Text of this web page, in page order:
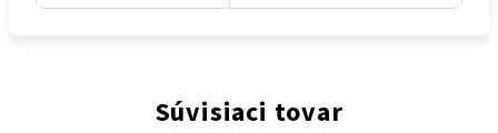
Súvisiaci tovar